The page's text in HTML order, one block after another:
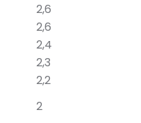
2,6
2,6
2,4
2,3
2,2
2